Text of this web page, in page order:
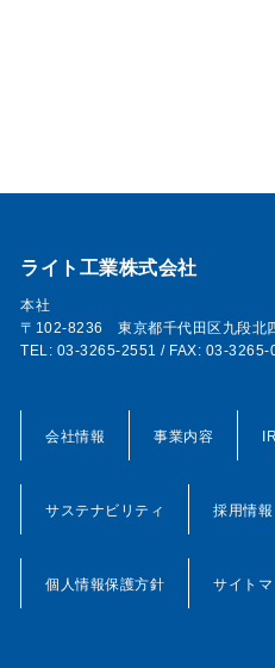
ライト工業株式会社
本社
〒102-8236 東京都千代田区九段北
TEL: 03-3265-2551 / FAX: 03-3265-
会社情報 事業内容
サステナビリティ 採用情報
個人情報保護方針 サイト